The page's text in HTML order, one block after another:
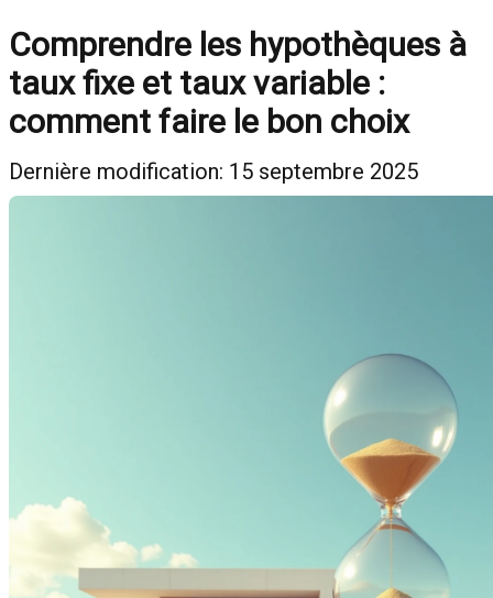
Comprendre les hypothèques à
taux fixe et taux variable :
comment faire le bon choix
Dernière modification: 15 septembre 2025